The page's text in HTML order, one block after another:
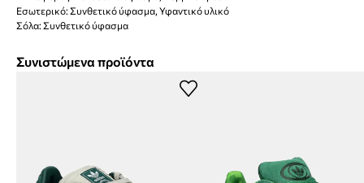
Εσωτερικό: Συνθετικό ύφασμα, Υφαντικό υλικό
Σόλα: Συνθετικό ύφασμα
Συνιστώμενα προϊόντα